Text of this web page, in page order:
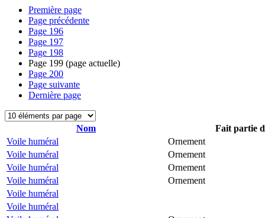
Première page
Page précédente
Page 196
Page 197
Page 198
Page 199 (page actuelle)
Page 200
Page suivante
Dernière page
Nom
Fait partie
Voile huméral
Ornement
Voile huméral
Ornement
Voile huméral
Ornement
Voile huméral
Ornement
Voile huméral
Voile huméral